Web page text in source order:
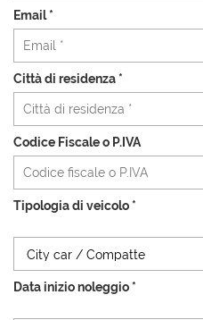
Email *
Città di residenza *
Codice Fiscale o P.IVA
Tipologia di veicolo *
Data inizio noleggio *